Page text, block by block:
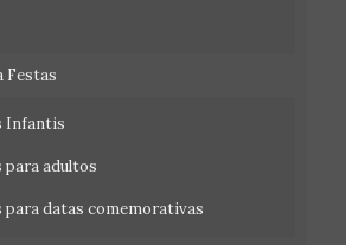
Festas
Infantis
para adultos
para datas comemorativas